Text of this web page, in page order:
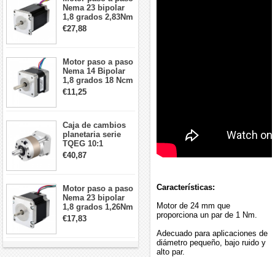
Nema 23 bipolar
1,8 grados 2,83Nm
4A 2,26 V
57x57x84mm 8
€27,88
Motor paso a paso
Nema 14 Bipolar
1,8 grados 18 Ncm
0,8 A 5,74 V 35 x
35 x 34 mm 4
€11,25
Caja de cambios
planetaria serie
TQEG 10:1
contragolpe 15
arcmin para motor
€40,87
Motor paso a paso
Nema 23 bipolar
1,8 grados 1,26Nm
2,8A 2,5V
57x57x56mm 4
€17,83
Características:
Motor de 24 mm que
proporciona un par de 1 Nm.
Adecuado para aplicaciones de
diámetro pequeño, bajo ruido y
alto par.